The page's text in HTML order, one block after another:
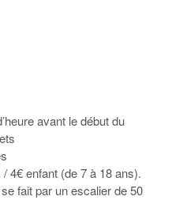
avant le début du
4€ enfant (de 7 à 18 ans).
fait par un escalier de 50